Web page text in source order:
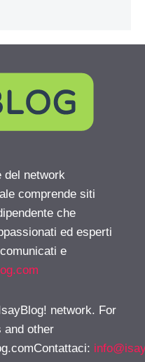
del network
comprende siti
che
ed esperti
e
network. For
and other
: